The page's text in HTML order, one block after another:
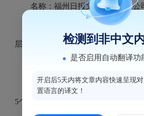
名称：福州日报文化传播有限公
地址：福州市鼓楼区小柳路85号
层
三、公示期限
2025年7月1日至2025年7月7日（
5个工作日）
检测到非中文
是否启用自动翻译功
开启后5天内将文章内容快速呈现
置语言的译文！